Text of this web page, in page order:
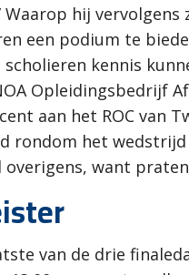
Waarop hij
een podium te
scholieren kennis
Opleidingsbedrijf
aan het ROC van
rondom het
overigens, want
van de drie